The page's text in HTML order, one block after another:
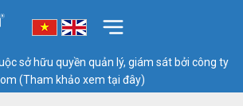
sở hữu quyền quản lý, giám sát bởi công ty
(Tham khảo xem tại đây)